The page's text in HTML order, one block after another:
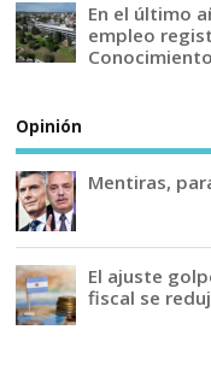
En el último
empleo
Opinión
Mentiras,
El ajuste
fiscal se